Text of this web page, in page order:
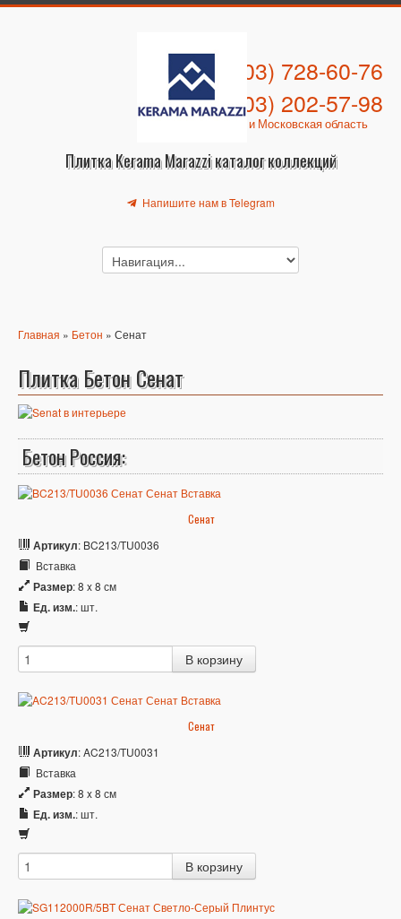
Плитка Kerama Marazzi каталог коллекций
+7 (903) 728-60-76
+7 (903) 202-57-98
Москва и Московская область
Напишите нам в Telegram
Главная » Бетон » Сенат
Плитка Бетон Сенат
Бетон Россия:
Сенат
Артикул: BC213/TU0036
Вставка
Размер: 8 x 8 см
Ед. изм.: шт.
Сенат
Артикул: AC213/TU0031
Вставка
Размер: 8 x 8 см
Ед. изм.: шт.